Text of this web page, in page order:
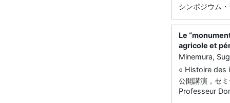
シンポジウム
Le
agricole et
Minemura,
« Histoire des
公開講演，セ
Professeur